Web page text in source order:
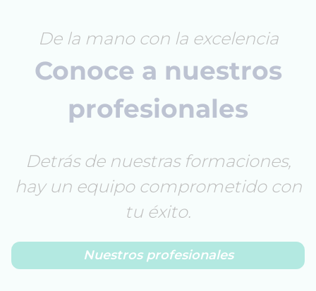
De la mano con la excelencia
Conoce a nuestros
profesionales
Detrás de nuestras formaciones,
hay un equipo comprometido con
tu éxito.
Nuestros profesionales